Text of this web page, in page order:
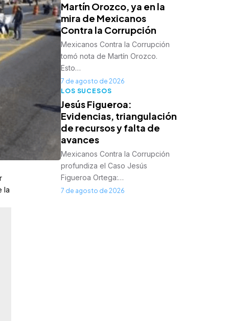
la
Martín Orozco, ya en la
mira de Mexicanos
Contra la Corrupción
Mexicanos Contra la Corrupción
tomó nota de Martín Orozco.
Esto…
7 de agosto de 2026
LOS SUCESOS
Jesús Figueroa:
Evidencias, triangulación
de recursos y falta de
avances
Mexicanos Contra la Corrupción
profundiza el Caso Jesús
Figueroa Ortega:…
7 de agosto de 2026